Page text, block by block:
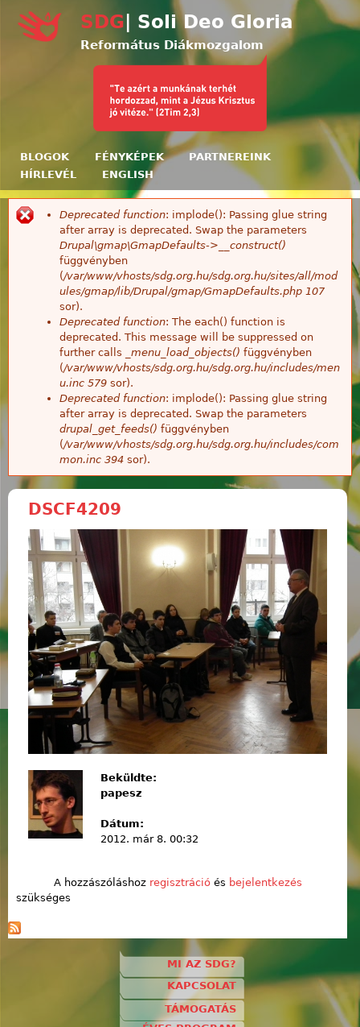
Ugrás a tartalomra
SDG | Soli Deo Gloria
Református Diákmozgalom
BLOGOK FÉNYKÉPEK
PARTNEREINK
HÍRLEVÉL
ENGLISH
Hibaüzenet
Deprecated function: implode(): Passing glue string
after array is deprecated. Swap the parameters
Drupal\gmap\GmapDefaults->__construct()
függvényben
(/var/www/vhosts/sdg.org.hu/sdg.org.hu/sites/all/mod
ules/gmap/lib/Drupal/gmap/GmapDefaults.php 107
sor).
Deprecated function: The each() function is
deprecated. This message will be suppressed on
further calls
_menu_load_objects() függvényben
(/var/www/vhosts/sdg.org.hu/sdg.org.hu/includes/men
u.inc 579 sor).
Deprecated function: implode(): Passing glue string
after array is deprecated. Swap the parameters
drupal_get_feeds() függvényben
(/var/www/vhosts/sdg.org.hu/sdg.org.hu/includes/com
mon.inc 394 sor).
DSCF4209
Beküldte:
papesz
Dátum:
2012. már 8. 00:32
A hozzászóláshoz regisztrációés bejelentkezés
szükséges
MI AZ SDG?
KAPCSOLAT
TÁMOGATÁS